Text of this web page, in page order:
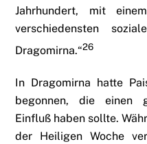
Jahrhundert, mit
verschiedensten
Dragomirna.“26
In Dragomirna hatte
begonnen, die einen
Einfluß haben sollte.
der Heiligen Woche